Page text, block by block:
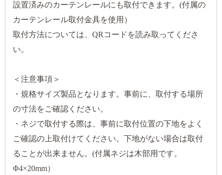
設置済みのカーテンレールにも取付できます。(付属の
カーテンレール取付金具を使用）
取付方法については、QRコードを読み取ってくださ
い。
＜注意事項＞
・規格サイズ製品となります。事前に、取付する場所
の寸法をご確認ください。
・ネジで取付する際は、事前に取付位置の下地をよく
ご確認の上取付けてください。下地がない場合は取付
ることが出来ません。(付属ネジは木部用です。
Φ4×20mm）